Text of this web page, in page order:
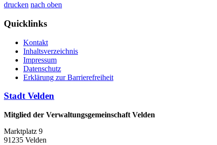
drucken nach oben
Quicklinks
Kontakt
Inhaltsverzeichnis
Impressum
Datenschutz
Erklärung zur Barrierefreiheit
Stadt Velden
Mitglied der Verwaltungsgemeinschaft Velden
Marktplatz 9
91235 Velden